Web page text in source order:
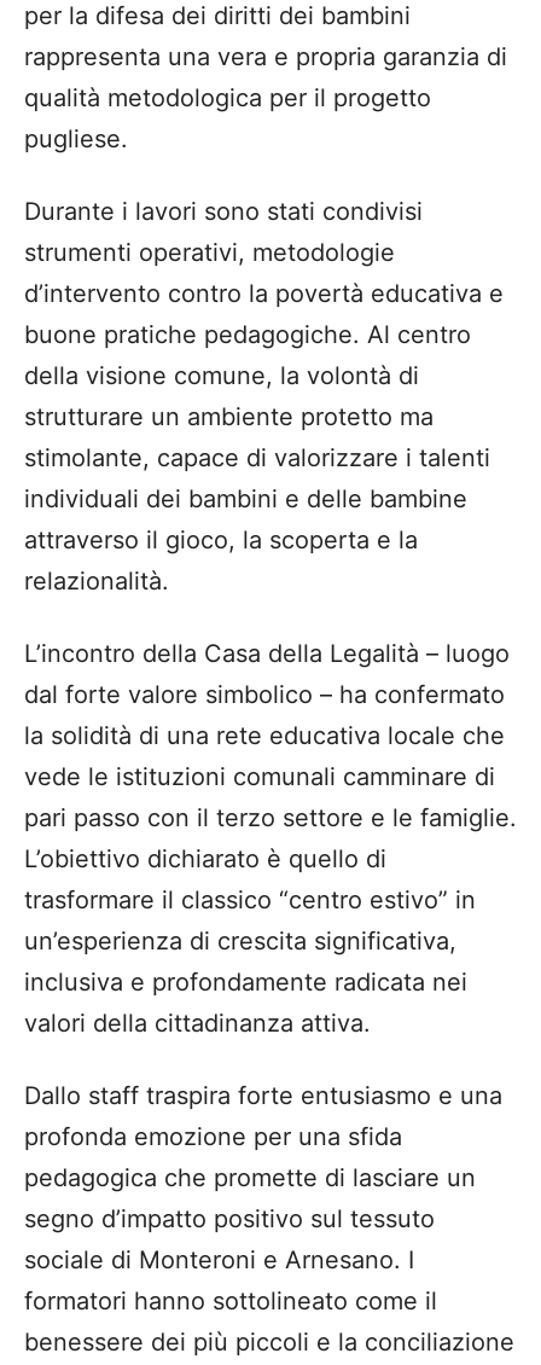
per la difesa dei diritti dei bambini
rappresenta una vera e propria garanzia di
qualità metodologica per il progetto
pugliese.
Durante i lavori sono stati condivisi
strumenti operativi, metodologie
d’intervento contro la povertà educativa e
buone pratiche pedagogiche. Al centro
della visione comune, la volontà di
strutturare un ambiente protetto ma
stimolante, capace di valorizzare i talenti
individuali dei bambini e delle bambine
attraverso il gioco, la scoperta e la
relazionalità.
L’incontro della Casa della Legalità – luogo
dal forte valore simbolico – ha confermato
la solidità di una rete educativa locale che
vede le istituzioni comunali camminare di
pari passo con il terzo settore e le famiglie.
L’obiettivo dichiarato è quello di
trasformare il classico “centro estivo” in
un’esperienza di crescita significativa,
inclusiva e profondamente radicata nei
valori della cittadinanza attiva.
Dallo staff traspira forte entusiasmo e una
profonda emozione per una sfida
pedagogica che promette di lasciare un
segno d’impatto positivo sul tessuto
sociale di Monteroni e Arnesano. I
formatori hanno sottolineato come il
benessere dei più piccoli e la conciliazione